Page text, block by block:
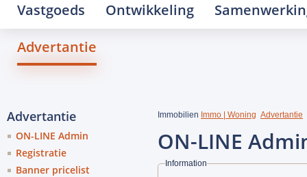
Vastgoeds Ontwikkeling
Advertantie
Advertantie
ON-LINE Admin
Registratie
Banner pricelist
Immobilien Immo | Woning Advertantie
ON-LINE
Information